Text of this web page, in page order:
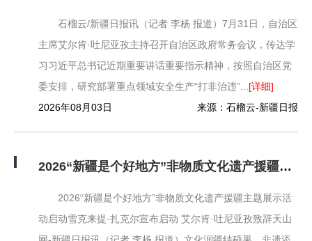
石榴云/新疆日报讯（记者 李杨 报道）7月31日，自治区
主席艾尔肯·吐尼亚孜主持召开自治区政府常务会议，传达学
习习近平总书记近期重要讲话重要指示精神，按照自治区党
委安排，研究部署重点领域安全生产“打非治违”... [详细]
2026年08月03日
来源：石榴云-新疆日报
2026“新疆是个好地方”非物质文化遗产援疆主题展示活动启动
2026“新疆是个好地方”非物质文化遗产援疆主题展示活
动启动雪克来提·扎克尔宣布启动 艾尔肯·吐尼亚孜致辞天山